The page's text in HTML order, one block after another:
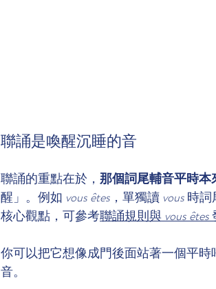
聯誦是喚醒沉睡的音
聯誦的重點在於， 那個詞尾輔音平時本
醒」。例如 vous êtes ，單獨讀 vous 時詞
核心觀點，可參考聯誦規則與 vous êtes
你可以把它想像成門後面站著一個平
音。